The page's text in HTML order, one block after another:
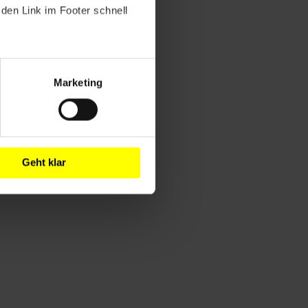
Link im Footer schnell
Marketing
Geht klar